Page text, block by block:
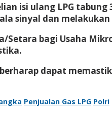
isi ulang LPG
sinyal dan
Setara bagi Usaha
dapat
Penjualan Gas LPG Polri